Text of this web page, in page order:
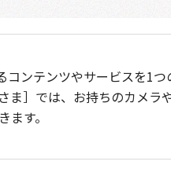
ンテンツやサービスを1
ま］では、お持ちのカメ
す。